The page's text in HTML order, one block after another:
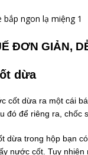
ĐƠN GIẢN,
dừa
cốt dừa ra một cái
đó để riêng ra, chốc
dừa trong hộp bạn
nước cốt. Tuy